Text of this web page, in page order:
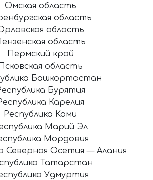
Омская область
область
область
область
Пермский край
область
Башкортостан
Бурятия
Карелия
Республика Коми
Марий Эл
Мордовия
Северная Осетия — Алания
Татарстан
Удмуртия